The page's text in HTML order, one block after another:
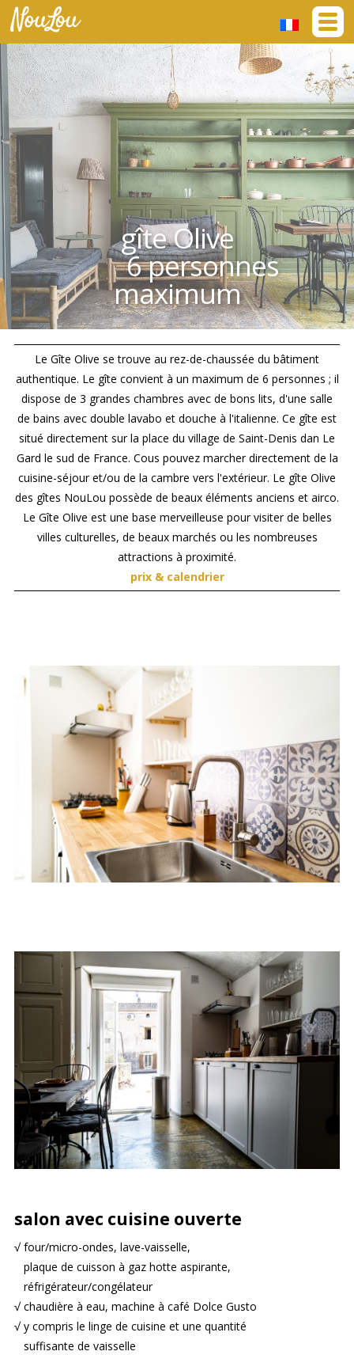
gîte Olive
6 personnes
maximum
Le Gîte Olive se trouve au rez-de-chaussée du bâtiment
authentique. Le gîte convient à un maximum de 6 personnes ; il
dispose de 3 grandes chambres avec de bons lits, d'une salle
de bains avec double lavabo et douche à l'italienne. Ce gîte est
situé directement sur la place du village de Saint-Denis dan Le
Gard le sud de France. Cous pouvez marcher directement de la
cuisine-séjour et/ou de la cambre vers l'extérieur. Le gîte Olive
des gîtes NouLou possède de beaux éléments anciens et airco.
Le Gîte Olive est une base merveilleuse pour visiter de belles
villes culturelles, de beaux marchés ou les nombreuses
attractions à proximité.
prix & calendrier
salon avec cuisine ouverte
√ four/micro-ondes, lave-vaisselle,
plaque de cuisson à gaz hotte aspirante,
réfrigérateur/congélateur
√ chaudière à eau, machine à café Dolce Gusto
√ y compris le linge de cuisine et une quantité
suffisante de vaisselle